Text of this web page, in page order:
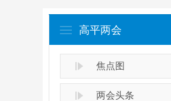
高平两会
焦点图
两会头条